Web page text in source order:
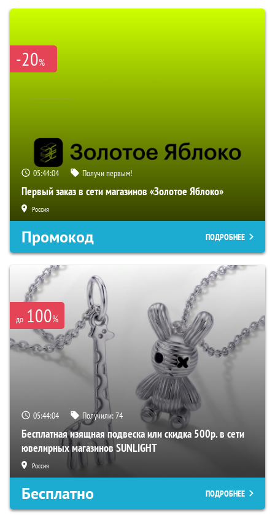
-20%
05:44:03 Получи первым!
Первый заказ в сети магазинов «Золотое Яблоко»
Россия
Промокод ПОДРОБНЕЕ
до 100%
05:44:03 Получили:74
Бесплатная изящная подвеска или скидка 500р. в сети
ювелирных магазинов SUNLIGHT
Россия
Бесплатно ПОДРОБНЕЕ